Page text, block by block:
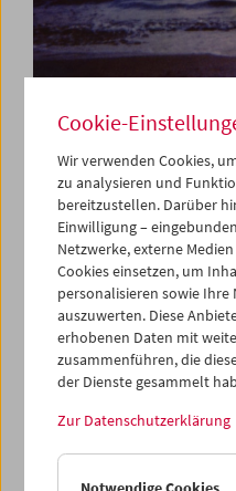
Liebe auf den
Regiedebüts
Sammlung
30. Mai bis 29. Juni 2026
Nach dem ersten Teil
wir im März und April 47
Filmsammlung präsentiert
Sternberg, Vigo und
Wiseman, Cassavetes,
wir nun weitere Debüts
Cookie-
Wir verwenden Cookies,
zu analysieren und
bereitzustellen. Darüber
Einwilligung –
Netzwerke, externe
Cookies einsetzen, um
personalisieren sowie Ihre
auszuwerten. Diese
erhobenen Daten mit
zusammenführen, die
der Dienste gesammelt
Zur Datenschutzerklärung